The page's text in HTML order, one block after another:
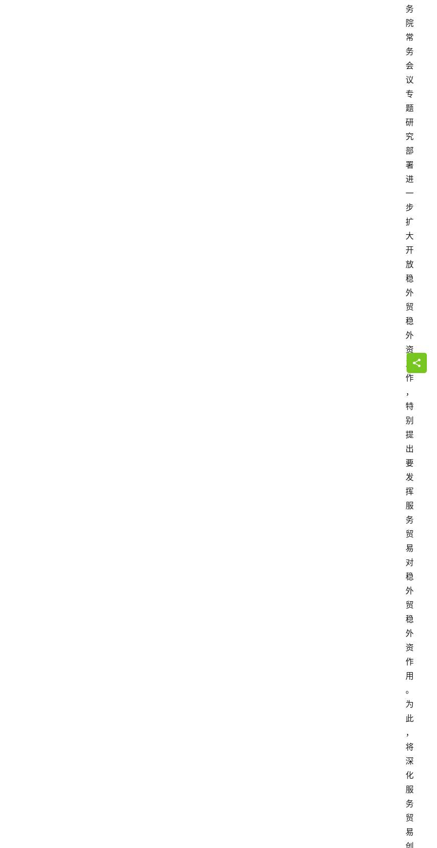
务
院
常
务
会
议
专
题
研
究
部
署
进
一
步
扩
大
开
放
稳
外
贸
稳
外
资
工
作
，
特
别
提
出
要
发
挥
服
务
贸
易
对
稳
外
贸
稳
外
资
作
用
。
为
此
，
将
深
化
服
务
贸
易
创